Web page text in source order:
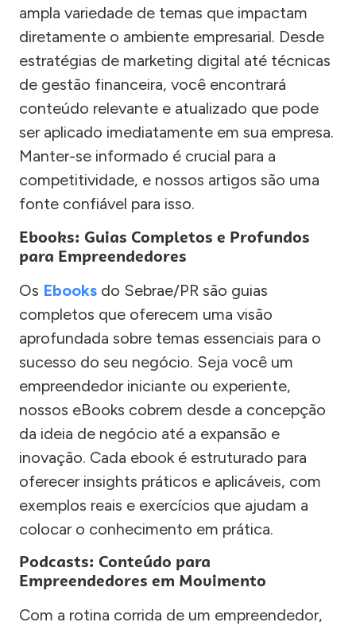
ampla variedade de temas que impactam
diretamente o ambiente empresarial. Desde
estratégias de marketing digital até técnicas
de gestão financeira, você encontrará
conteúdo relevante e atualizado que pode
ser aplicado imediatamente em sua empresa.
Manter-se informado é crucial para a
competitividade, e nossos artigos são uma
fonte confiável para isso.
Ebooks: Guias Completos e Profundos
para Empreendedores
Os Ebooks do Sebrae/PR são guias
completos que oferecem uma visão
aprofundada sobre temas essenciais para o
sucesso do seu negócio. Seja você um
empreendedor iniciante ou experiente,
nossos eBooks cobrem desde a concepção
da ideia de negócio até a expansão e
inovação. Cada ebook é estruturado para
oferecer insights práticos e aplicáveis, com
exemplos reais e exercícios que ajudam a
colocar o conhecimento em prática.
Podcasts: Conteúdo para
Empreendedores em Movimento
Com a rotina corrida de um empreendedor,